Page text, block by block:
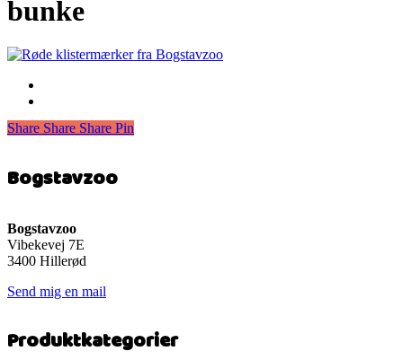
bunke
Share
Share Share Share Pin
Bogstavzoo
Bogstavzoo
Vibekevej 7E
3400 Hillerød
Send mig en mail
Produktkategorier